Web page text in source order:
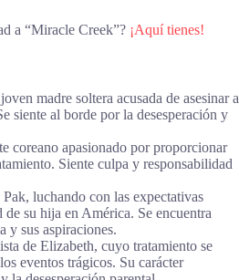
a “Miracle Creek”? ¡Aquí tienes!
madre soltera acusada de asesinar a
siente al borde por la desesperación y
coreano apasionado por proporcionar
Siente culpa y responsabilidad
Pak, luchando con las expectativas
su hija en América. Se encuentra
y sus aspiraciones.
de Elizabeth, cuyo tratamiento se
eventos trágicos. Su carácter